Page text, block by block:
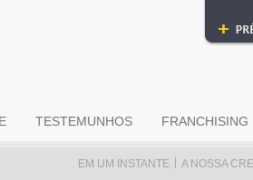
FRANCHISING
TESTEMUNHOS
A NOSSA
EM UM INSTANTE